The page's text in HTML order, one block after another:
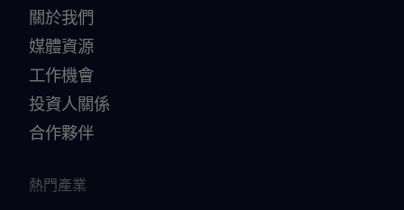
關於我們
媒體資源
工作機會
投資人關係
合作夥伴
熱門產業